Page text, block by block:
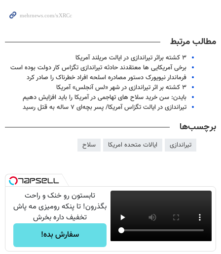
مطالب مرتبط
۳ کشته براثر تیراندازی در ایالت مریلند آمریکا
برخی آمریکایی ها معتقدند حادثه تیراندازی تگزاس کار دولت بوده است
فرماندار نیویورک دستور مصادره اسلحه افراد خطرناک را صادر کرد
۳ کشته بر اثر تیراندازی در شهر «لس آنجلس» آمریکا
بایدن: سن خرید سلاح های تهاجمی در آمریکا را باید افزایش دهیم
تیراندازی در ایالت تگزاس آمریکا/ پسر بچه‌ای ۷ ساله به قتل رسید
برچسب‌ها
تیراندازی ایالات متحده امریکا سلاح
تابستون رو خنک و راحت
بگذرون! تا پنکه رومیزی مه پاش
تخفیف داره بخرش
سفارش بده!